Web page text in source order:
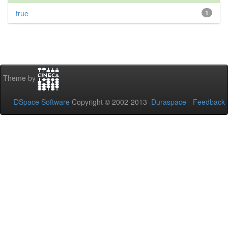
1
true
Theme by
DSpace Software Copyright © 2002-2013 Duraspace - Feedback